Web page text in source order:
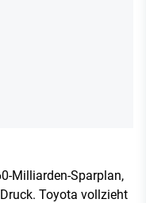
Milliarden-Sparplan,
Toyota vollzieht